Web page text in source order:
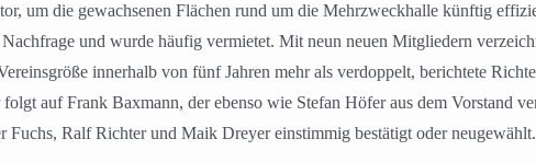
um die gewachsenen Flächen rund um die Mehrzweckhalle künftig
und wurde häufig vermietet. Mit neun neuen Mitgliedern
innerhalb von fünf Jahren mehr als verdoppelt, berichtete
auf Frank Baxmann, der ebenso wie Stefan Höfer aus dem Vorstand
Fuchs, Ralf Richter und Maik Dreyer einstimmig bestätigt oder neugewählt.